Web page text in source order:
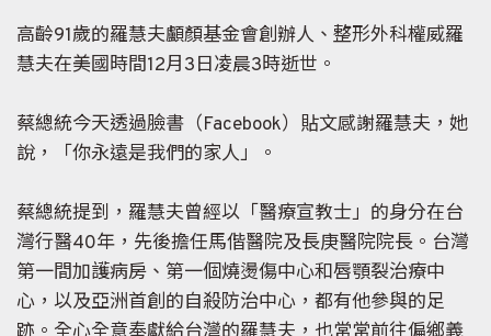
高齡91歲的羅慧夫顱顏基金會創辦人、整形外科權威羅
慧夫在美國時間12月3日凌晨3時逝世。
蔡總統今天透過臉書（Facebook）貼文感謝羅慧夫，她
說，「你永遠是我們的家人」。
蔡總統提到，羅慧夫曾經以「醫療宣教士」的身分在台
灣行醫40年，先後擔任馬偕醫院及長庚醫院院長。台灣
第一間加護病房、第一個燒燙傷中心和唇顎裂治療中
心，以及亞洲首創的自殺防治中心，都有他參與的足